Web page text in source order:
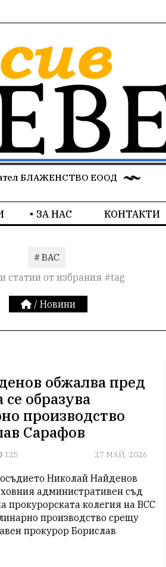
БЛАЖЕНСТВО ЕООД
ЗА НАС КОНТАКТИ
# ВАС
статии от избрания #tag
/ Новини
обжалва пред
образува
производство
Сарафов
125 27 МАЙ, 2026
Николай Найденов
административен съд
прокурорската колегия на ВСС
производство срещу
прокурор Борислав